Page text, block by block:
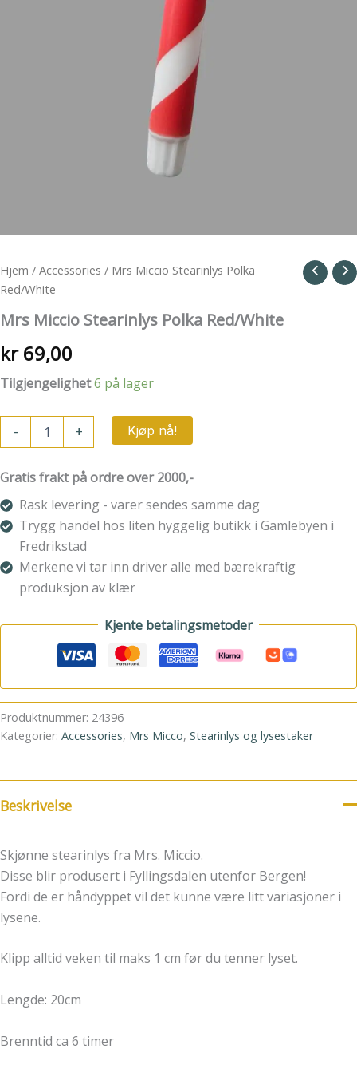
Hjem / Accessories / Mrs Miccio Stearinlys Polka
Red/White
Mrs Miccio Stearinlys Polka Red/White
kr69,00
Tilgjengelighet6 på lager
-
Miccio
Polka
Red/White
antall
+ Kjøp nå!
Gratis frakt på ordre over 2000,-
Rask levering - varer sendes samme dag
Trygg handel hos liten hyggelig butikk i Gamlebyen i
Fredrikstad
Merkene vi tar inn driver alle med bærekraftig
produksjon av klær
Kjente betalingsmetoder
Produktnummer: 24396
Kategorier: Accessories, Mrs Micco, Stearinlys og lysestaker
Beskrivelse
Skjønne stearinlys fra Mrs. Miccio.
Disse blir produsert i Fyllingsdalen utenfor Bergen!
Fordi de er håndyppet vil det kunne være litt variasjoner i
lysene.
Klipp alltid veken til maks 1 cm før du tenner lyset.
Lengde: 20cm
Brenntid ca 6 timer